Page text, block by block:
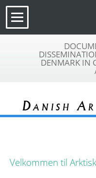
DENMARK IN
Danish
Velkommen til